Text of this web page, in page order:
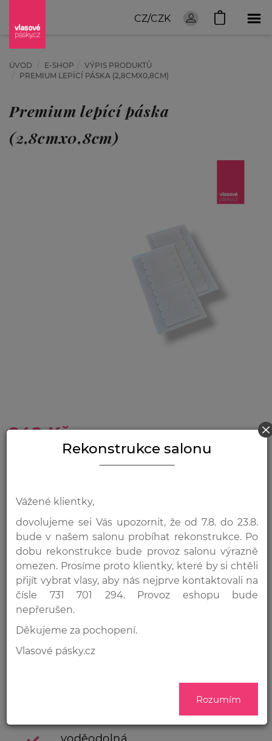
CZ/CZK
ÚVOD E-SHOP
VÝPIS PRODUKTŮ
PREMIUM LEPÍCÍ PÁSKA (2,8CMX0,8CM)
Premium lepící páska
(2,8cmx0,8cm)
249 Kč
- +
Jak na to – jakou mám vybrat lepící Pásku?
Náš tip:
Při koupi 10ti a více kusů lepících pásek
sleva50,-Kč/kus!
náhradní lepicí pásky pro
Premium
rozměr pásku: 2,8cm x 0.8cm
Rekonstrukce salonu
Vážené klientky,
dovolujeme sei Vás upozornit, že od 7.8. do 23.8.
bude v našem salonu probíhat rekonstrukce. Po
dobu rekonstrukce bude provoz salonu výrazně
omezen. Prosíme proto klientky, které by si chtěli
přijít vybrat vlasy, aby nás nejprve kontaktovali na
čísle 731 701 294. Provoz eshopu bude
nepřerušen.
Děkujeme za pochopení.
Vlasové pásky.cz
Rozumím